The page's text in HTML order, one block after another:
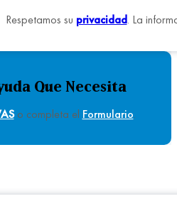
Respetamos su privacidad. La
Que Necesita
o completa el Formulario.